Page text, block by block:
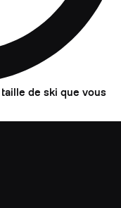
de ski que vous